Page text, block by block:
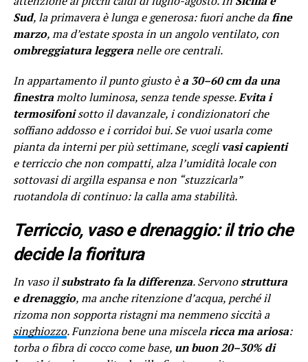
Sud, la primavera è lunga e generosa: fuori anche dafine
marzo, ma d’estate sposta in un angolo ventilato, con
ombreggiatura leggeranelle ore centrali.
In appartamento il punto giusto èa 30–60 cm da una
finestramolto luminosa, senza tende spesse.Evita i
termosifonisotto il davanzale, i condizionatori che
soffiano addosso e i corridoi bui. Se vuoi usarla come
pianta da interni per più settimane, sceglivasi capienti
e terriccio che non compatti, alza l’umidità locale con
sottovasi di argilla espansa e non “stuzzicarla”
ruotandola di continuo: la calla ama stabilità.
Terriccio, vaso e drenaggio: il trio che
decide la fioritura
In vaso ilsubstrato fa la differenza. Servonostruttura
e drenaggio, ma anche ritenzione d’acqua, perché il
rizoma non sopporta ristagni ma nemmeno siccità a
singhiozzo. Funziona bene una miscelaricca ma ariosa:
torba o fibra di cocco come base, un buon 20–30% di